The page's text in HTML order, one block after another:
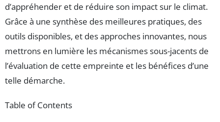
d’appréhender et de réduire son impact sur le climat.
Grâce à une synthèse des meilleures pratiques, des
outils disponibles, et des approches innovantes, nous
mettrons en lumière les mécanismes sous-jacents de
l’évaluation de cette empreinte et les bénéfices d’une
telle démarche.
Table of Contents